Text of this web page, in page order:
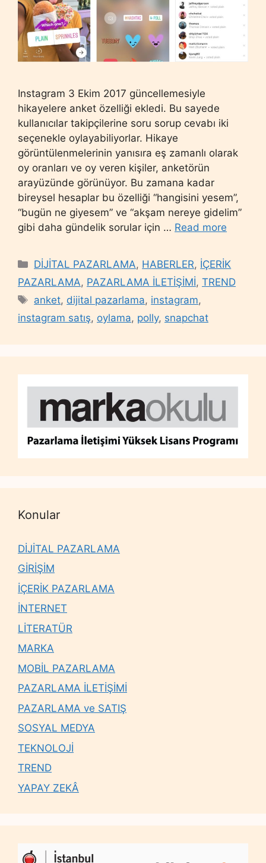
Instagram 3 Ekim 2017 güncellemesiyle
hikayelere anket özelliği ekledi. Bu sayede
kullanıcılar takipçilerine soru sorup cevabı iki
seçenekle oylayabiliyorlar. Hikaye
görüntülenmelerinin yanısıra eş zamanlı olarak
oy oranları ve oy veren kişiler, anketörün
arayüzünde görünüyor. Bu zamana kadar
bireysel hesaplar bu özelliği “hangisini yesem”,
“bugün ne giyesem” ve “akşam nereye gidelim”
gibi daha gündelik sorular için … Read more
Categories
DİJİTAL PAZARLAMA, HABERLER, İÇERİK
PAZARLAMA, PAZARLAMA İLETİŞİMİ, TREND
Tags
anket, dijital pazarlama, instagram,
instagram satış, oylama, polly, snapchat
Konular
DİJİTAL PAZARLAMA
GİRİŞİM
İÇERİK PAZARLAMA
İNTERNET
LİTERATÜR
MARKA
MOBİL PAZARLAMA
PAZARLAMA İLETİŞİMİ
PAZARLAMA ve SATIŞ
SOSYAL MEDYA
TEKNOLOJİ
TREND
YAPAY ZEKÂ